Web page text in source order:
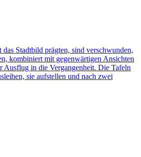
Stadtbild prägten, sind verschwunden,
kombiniert mit gegenwärtigen Ansichten
Ausflug in die Vergangenheit. Die Tafeln
sie aufstellen und nach zwei